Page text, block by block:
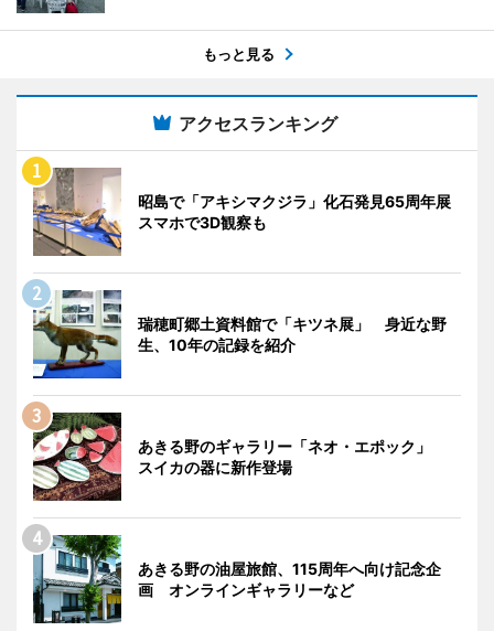
もっと見る
アクセスランキング
昭島で「アキシマクジラ」化石発見65周年展
スマホで3D観察も
瑞穂町郷土資料館で「キツネ展」 身近な野
生、10年の記録を紹介
あきる野のギャラリー「ネオ・エポック」
スイカの器に新作登場
あきる野の油屋旅館、115周年へ向け記念企
画 オンラインギャラリーなど